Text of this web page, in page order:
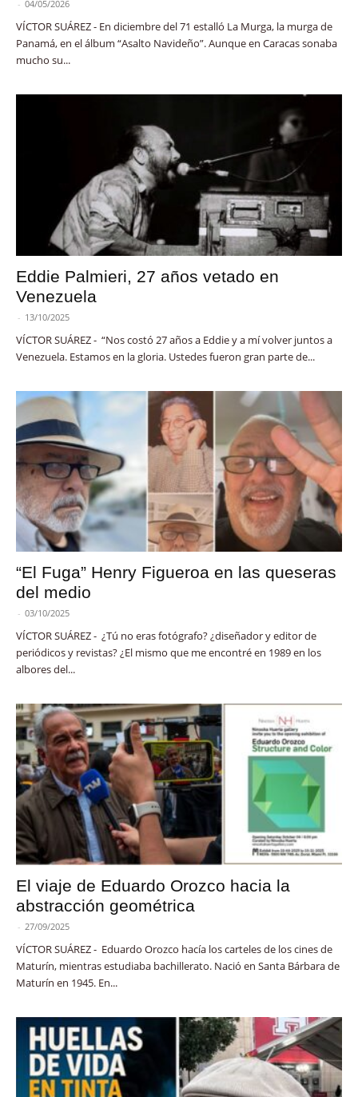
- 04/05/2026
VÍCTOR SUÁREZ - En diciembre del 71 estalló La Murga, la murga de
Panamá, en el álbum “Asalto Navideño”. Aunque en Caracas sonaba
mucho su...
Eddie Palmieri, 27 años vetado en
Venezuela
- 13/10/2025
VÍCTOR SUÁREZ - “Nos costó 27 años a Eddie y a mí volver juntos a
Venezuela. Estamos en la gloria. Ustedes fueron gran parte de...
“El Fuga” Henry Figueroa en las queseras
del medio
- 03/10/2025
VÍCTOR SUÁREZ - ¿Tú no eras fotógrafo? ¿diseñador y editor de
periódicos y revistas? ¿El mismo que me encontré en 1989 en los
albores del...
El viaje de Eduardo Orozco hacia la
abstracción geométrica
- 27/09/2025
VÍCTOR SUÁREZ - Eduardo Orozco hacía los carteles de los cines de
Maturín, mientras estudiaba bachillerato. Nació en Santa Bárbara de
Maturín en 1945. En...